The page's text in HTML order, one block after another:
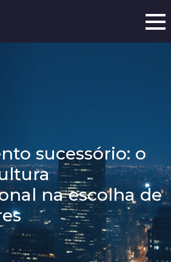
sucessório: o
na escolha de